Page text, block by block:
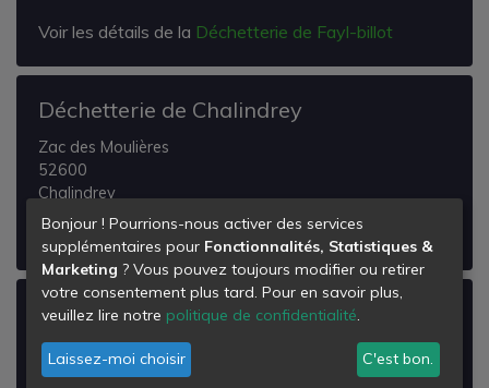
Voir les détails de la Déchetterie de Fayl-billot
Déchetterie de Chalindrey
Zac des Moulières
52600
Chalindrey
Voir les détails de laDéchetterie de Chalindrey
Déchetterie Mobile de Varennes sur
Amance
Route de l'Ancienne Gare Sncf
Bonjour ! Pourrions-nous activer des services
supplémentaires pour Fonctionnalités, Statistiques &
Marketing ? Vous pouvez toujours modifier ou retirer
votre consentement plus tard. Pour en savoir plus,
veuillez lire notre politique de confidentialité.
Laissez-moi choisir C'est bon.